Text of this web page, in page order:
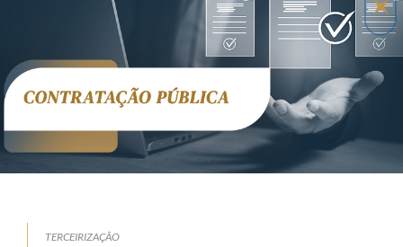
Receba por RSS
Av. Sete de Setembro, 4698
80240-000
Telefone (41) 2109-8666
TERCEIRIZAÇÃO